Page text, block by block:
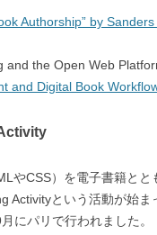
Authorship” by
the Open Web
and Digital Book
やCSS）を電子書籍と
Activityという活動が始
にパリで行われました。